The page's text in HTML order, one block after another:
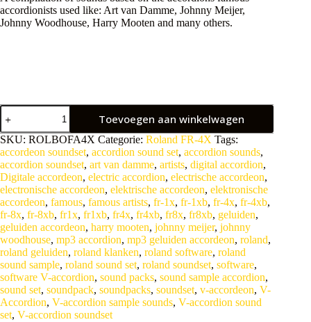
accordionists used like: Art van Damme, Johnny Meijer,
Johnny Woodhouse, Harry Mooten and many others.
Sound
Set
'Best
of
Famous
Artists'
for
Roland
FR-
4X
V-
Accordion
aantal
Toevoegen aan winkelwagen
A
l
t
e
r
n
a
t
i
v
e
:
SKU: ROLBOFA4X Categorie: Roland FR-4X Tags:
accordeon soundset, accordion sound set, accordion sounds,
accordion soundset, art van damme, artists, digital accordion,
Digitale accordeon, electric accordion, electrische accordeon,
electronische accordeon, elektrische accordeon, elektronische
accordeon, famous, famous artists, fr-1x, fr-1xb, fr-4x, fr-4xb,
fr-8x, fr-8xb, fr1x, fr1xb, fr4x, fr4xb, fr8x, fr8xb, geluiden,
geluiden accordeon, harry mooten, johnny meijer, johnny
woodhouse, mp3 accordion, mp3 geluiden accordeon, roland,
roland geluiden, roland klanken, roland software, roland
sound sample, roland sound set, roland soundset, software,
software V-accordion, sound packs, sound sample accordion,
sound set, soundpack, soundpacks, soundset, v-accordeon, V-
Accordion, V-accordion sample sounds, V-accordion sound
set, V-accordion soundset